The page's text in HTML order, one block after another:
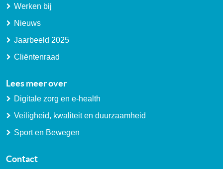
Werken bij
Nieuws
Jaarbeeld 2025
Cliëntenraad
Lees meer over
Digitale zorg en e-health
Veiligheid, kwaliteit en duurzaamheid
Sport en Bewegen
Contact